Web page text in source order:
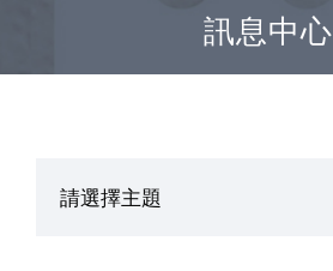
訊息中心
請選擇主題